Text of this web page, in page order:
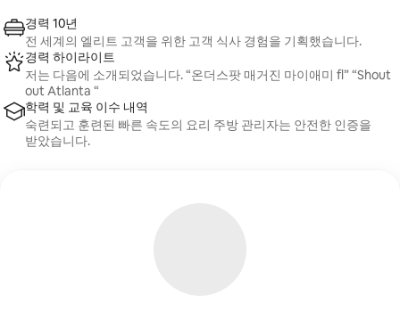
경력 10년
전 세계의 엘리트 고객을 위한 고객 식사 경험을 기획했습니다.
경력 하이라이트
저는 다음에 소개되었습니다. “온더스팟 매거진 마이애미 fl” “Shout
out Atlanta “
학력 및 교육 이수 내역
숙련되고 훈련된 빠른 속도의 요리 주방 관리자는 안전한 인증을
받았습니다.